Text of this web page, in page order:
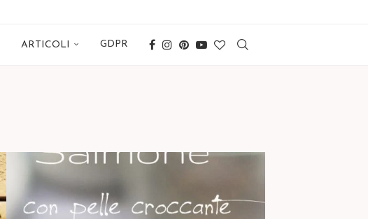
ARTICOLI GDPR